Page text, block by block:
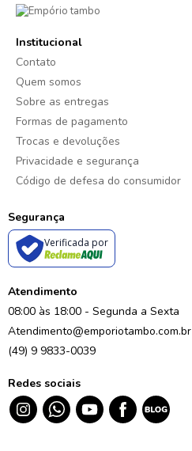
Institucional
Contato
Quem somos
Sobre as entregas
Formas de pagamento
Trocas e devoluções
Privacidade e segurança
Código de defesa do consumidor
Segurança
Verificada por
Atendimento
08:00 às 18:00 - Segunda a Sexta
Atendimento@emporiotambo.com.br
(49) 9 9833-0039
Redes sociais